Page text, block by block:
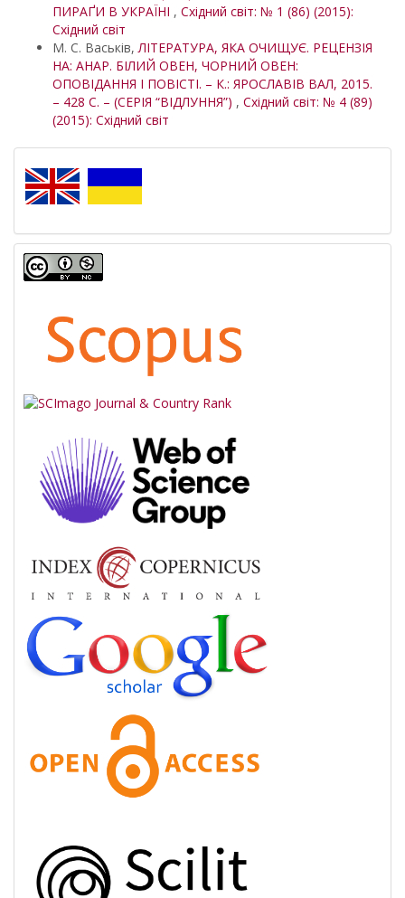
ПИРАҐИ В УКРАЇНІ , Східний світ: № 1 (86) (2015):
Східний світ
М. С. Васьків,ЛІТЕРАТУРА, ЯКА ОЧИЩУЄ. РЕЦЕНЗІЯ
НА: АНАР. БІЛИЙ ОВЕН, ЧОРНИЙ ОВЕН:
ОПОВІДАННЯ І ПОВІСТІ. – К.: ЯРОСЛАВІВ ВАЛ, 2015.
– 428 С. – (СЕРІЯ “ВІДЛУННЯ”) , Східний світ: № 4 (89)
(2015): Східний світ